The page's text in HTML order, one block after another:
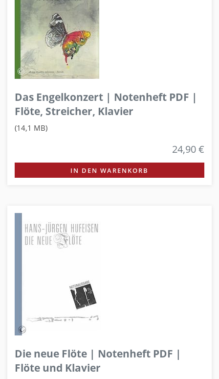
Das Engelkonzert | Notenheft PDF |
Flöte, Streicher, Klavier
(14,1 MB)
24,90 €
IN DEN WARENKORB
Die neue Flöte | Notenheft PDF |
Flöte und Klavier